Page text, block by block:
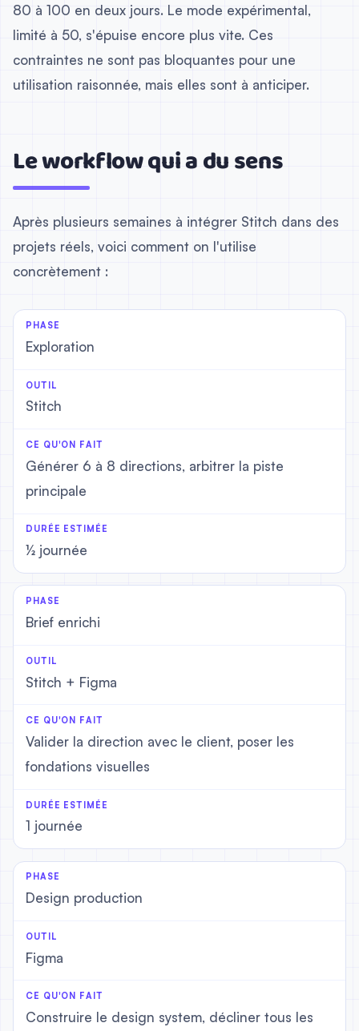
80 à 100 en deux jours. Le mode expérimental,
limité à 50, s'épuise encore plus vite. Ces
contraintes ne sont pas bloquantes pour une
utilisation raisonnée, mais elles sont à anticiper.
Le workflow qui a du sens
Après plusieurs semaines à intégrer Stitch dans des
projets réels, voici comment on l'utilise
concrètement :
Exploration
Stitch
Générer 6 à 8 directions, arbitrer la piste
principale
½ journée
Brief enrichi
Stitch + Figma
Valider la direction avec le client, poser les
fondations visuelles
1 journée
Design production
Figma
Construire le design system, décliner tous les